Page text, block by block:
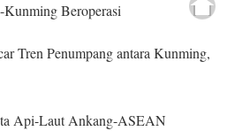
Kunming Beroperasi
Tren Penumpang antara Kunming,
Api-Laut Ankang-ASEAN